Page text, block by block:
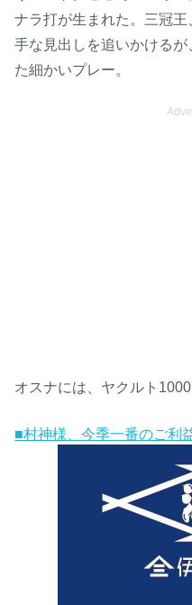
ナラ打が生まれた。三冠
手な見出しを追いかけるが
た細かいプレー。
オスナには、ヤクルト
■村神様、今季一番のご利